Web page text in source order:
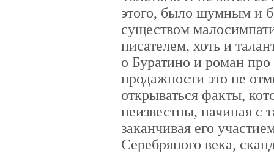
этого, было шумным и
существом
писателем, хоть и
о Буратино и роман
продажности это не
открываться факты,
неизвестны, начиная с
заканчивая его
Серебряного века,